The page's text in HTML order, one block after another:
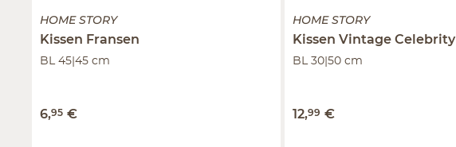
HOME STORY
Kissen Fransen
BL 45|45 cm
6,95 €
HOME STORY
KissenVintage Celebrity
BL 30|50 cm
12,99 €